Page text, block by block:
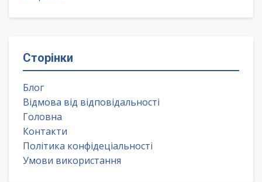
Сторінки
Блог
Відмова від відповідальності
Головна
Контакти
Політика конфідеціальності
Умови використання